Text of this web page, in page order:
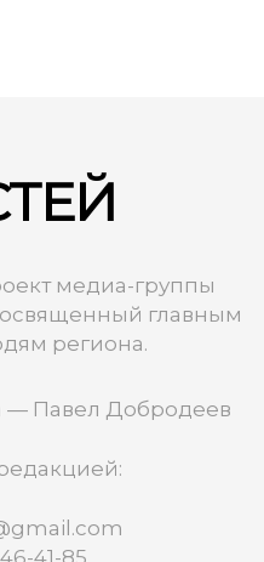
медиа-группы
главным
региона.
— Павел Добродеев
41-85